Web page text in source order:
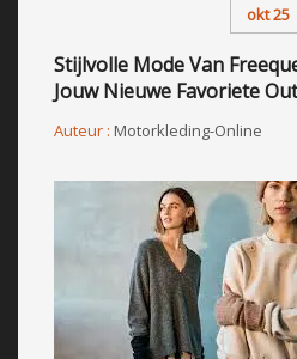
okt 25
Stijlvolle Mode Van
Jouw Nieuwe Favoriete
Auteur : Motorkleding-Online